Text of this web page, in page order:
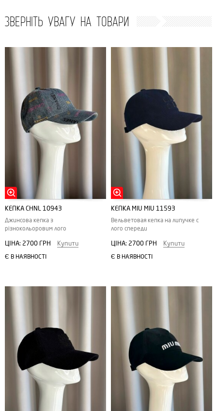
ЗВЕРНІТЬ УВАГУ НА ТОВАРИ
КЕПКА CHNL 10943
Джинсова кепка з
різнокольоровим лого
ЦІНА: 2700 ГРН Купити
Є В НАЯВНОСТІ
КЕПКА MIU MIU 11593
Вельветовая кепка на липучке с
лого спереди
ЦІНА: 2700 ГРН Купити
Є В НАЯВНОСТІ